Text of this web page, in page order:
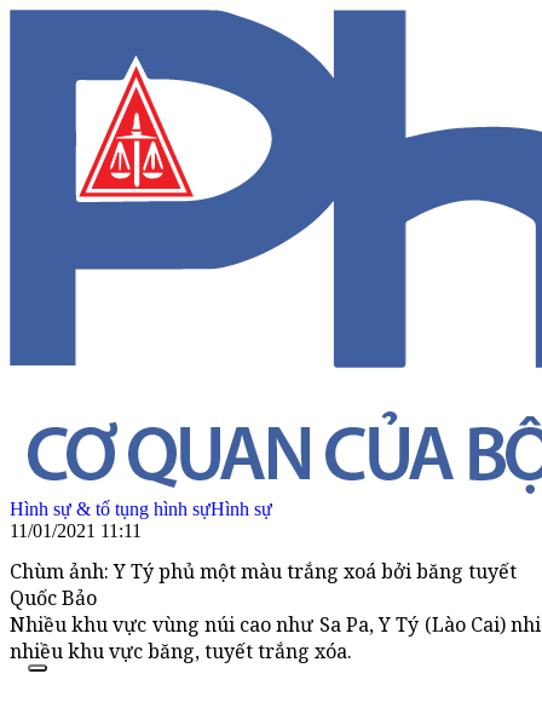
Hình sự & tố tụng hình sựHình sự
11/01/2021 11:11
Chùm ảnh: Y Tý phủ một màu trắng xoá bởi băng tuyết
Quốc Bảo
Nhiều khu vực vùng núi cao như Sa Pa, Y Tý (Lào Cai)
nhiều khu vực băng, tuyết trắng xóa.